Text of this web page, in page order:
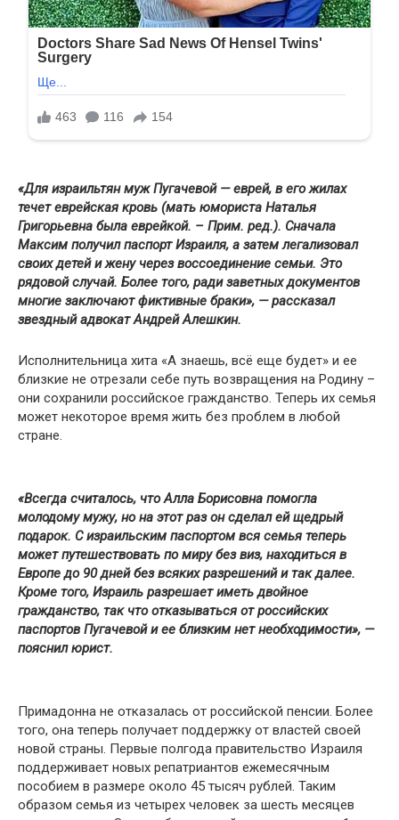
«Для израильтян муж Пугачевой — еврей, в его жилах
течет еврейская кровь (мать юмориста Наталья
Григорьевна была еврейкой. – Прим. ред.). Сначала
Максим получил паспорт Израиля, а затем легализовал
своих детей и жену через воссоединение семьи. Это
рядовой случай. Более того, ради заветных документов
многие заключают фиктивные браки», — рассказал
звездный адвокат Андрей Алешкин.
Исполнительница хита «А знаешь, всё еще будет» и ее
близкие не отрезали себе путь возвращения на Родину –
они сохранили российское гражданство. Теперь их семья
может некоторое время жить без проблем в любой
стране.
«Всегда считалось, что Алла Борисовна помогла
молодому мужу, но на этот раз он сделал ей щедрый
подарок. С израильским паспортом вся семья теперь
может путешествовать по миру без виз, находиться в
Европе до 90 дней без всяких разрешений и так далее.
Кроме того, Израиль разрешает иметь двойное
гражданство, так что отказываться от российских
паспортов Пугачевой и ее близким нет необходимости», —
пояснил юрист.
Примадонна не отказалась от российской пенсии. Более
того, она теперь получает поддержку от властей своей
новой страны. Первые полгода правительство Израиля
поддерживает новых репатриантов ежемесячным
пособием в размере около 45 тысяч рублей. Таким
образом семья из четырех человек за шесть месяцев